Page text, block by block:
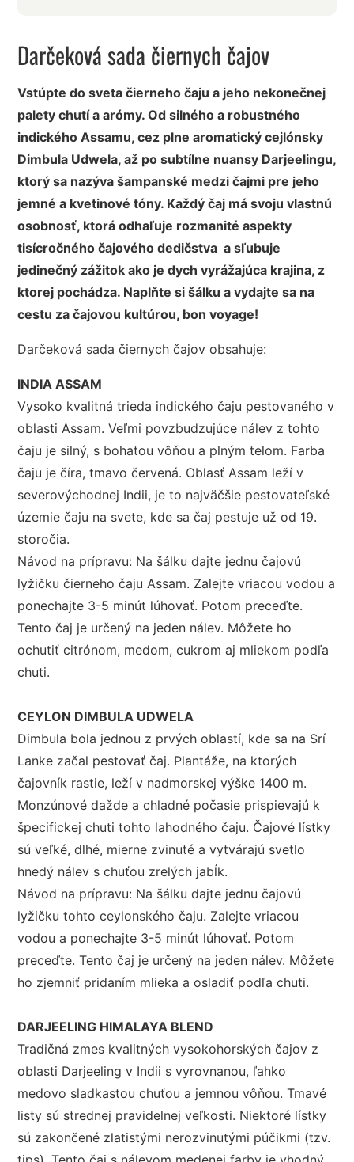
Darčeková sada čiernych čajov
Vstúpte do sveta čierneho čaju a jeho nekonečnej
palety chutí a arómy. Od silného a robustného
indického Assamu, cez plne aromatický cejlónsky
Dimbula Udwela, až po subtílne nuansy Darjeelingu,
ktorý sa nazýva šampanské medzi čajmi pre jeho
jemné a kvetinové tóny. Každý čaj má svoju vlastnú
osobnosť, ktorá odhaľuje rozmanité aspekty
tisícročného čajového dedičstva a sľubuje
jedinečný zážitok ako je dych vyrážajúca krajina, z
ktorej pochádza. Naplňte si šálku a vydajte sa na
cestu za čajovou kultúrou, bon voyage!
Darčeková sada čiernych čajov obsahuje:
INDIA ASSAM
Vysoko kvalitná trieda indického čaju pestovaného v
oblasti Assam. Veľmi povzbudzujúce nálev z tohto
čaju je silný, s bohatou vôňou a plným telom. Farba
čaju je číra, tmavo červená. Oblasť Assam leží v
severovýchodnej Indii, je to najväčšie pestovateľské
územie čaju na svete, kde sa čaj pestuje už od 19.
storočia.
Návod na prípravu: Na šálku dajte jednu čajovú
lyžičku čierneho čaju Assam. Zalejte vriacou vodou a
ponechajte 3-5 minút lúhovať. Potom preceďte.
Tento čaj je určený na jeden nálev. Môžete ho
ochutiť citrónom, medom, cukrom aj mliekom podľa
chuti.
CEYLON DIMBULA UDWELA
Dimbula bola jednou z prvých oblastí, kde sa na Srí
Lanke začal pestovať čaj. Plantáže, na ktorých
čajovník rastie, leží v nadmorskej výške 1400 m.
Monzúnové dažde a chladné počasie prispievajú k
špecifickej chuti tohto lahodného čaju. Čajové lístky
sú veľké, dlhé, mierne zvinuté a vytvárajú svetlo
hnedý nálev s chuťou zrelých jabĺk.
Návod na prípravu: Na šálku dajte jednu čajovú
lyžičku tohto ceylonského čaju. Zalejte vriacou
vodou a ponechajte 3-5 minút lúhovať. Potom
preceďte. Tento čaj je určený na jeden nálev. Môžete
ho zjemniť pridaním mlieka a osladiť podľa chuti.
DARJEELING HIMALAYA BLEND
Tradičná zmes kvalitných vysokohorských čajov z
oblasti Darjeeling v Indii s vyrovnanou, ľahko
medovo sladkastou chuťou a jemnou vôňou. Tmavé
listy sú strednej pravidelnej veľkosti. Niektoré lístky
sú zakončené zlatistými nerozvinutými púčikmi (tzv.